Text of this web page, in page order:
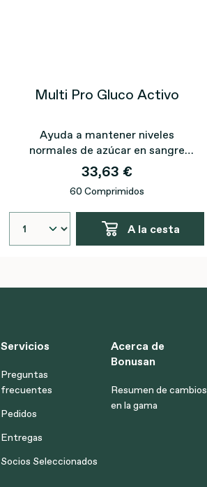
Multi Pro Gluco Activo
Ayuda a mantener niveles
normales de azúcar en sangre
gracias al cromo.
33,63 €
60 Comprimidos
A la cesta
Servicios
Preguntas
frecuentes
Pedidos
Entregas
Socios Seleccionados
Acerca de
Bonusan
Resumen de cambios
en la gama